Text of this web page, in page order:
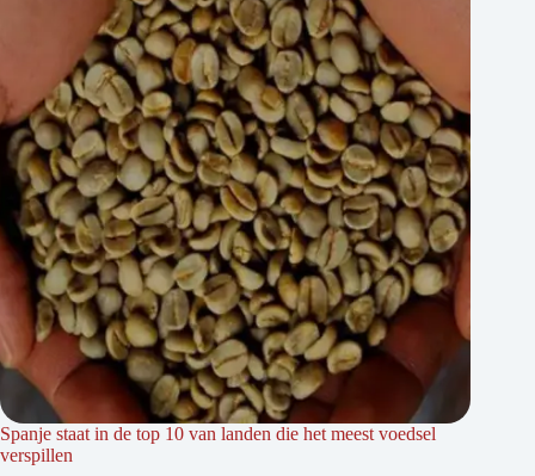
Spanje staat in de top 10 van landen die het meest voedsel
verspillen